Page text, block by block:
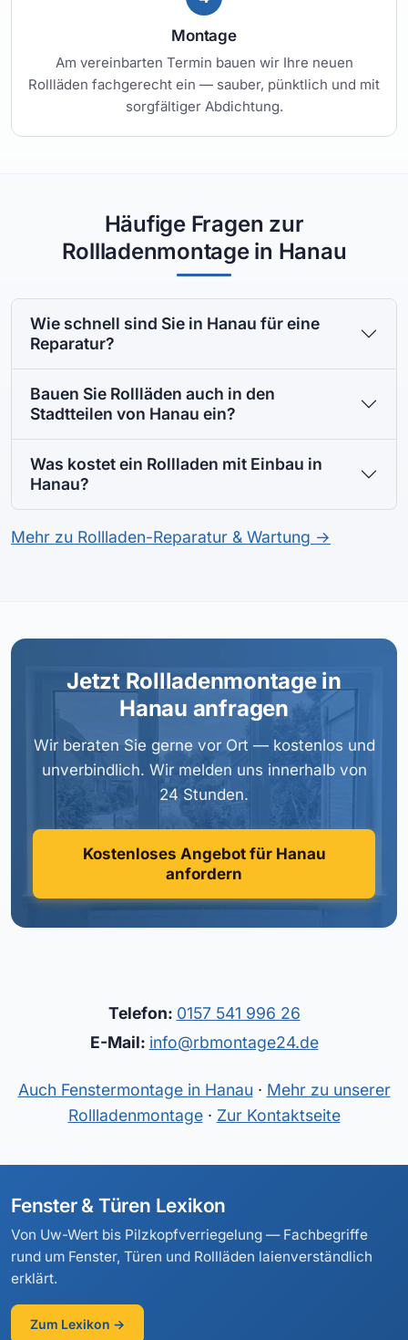
Montage
Am vereinbarten Termin bauen wir Ihre neuen
Rollläden fachgerecht ein — sauber, pünktlich und mit
sorgfältiger Abdichtung.
Häufige Fragen zur
Rollladenmontage in Hanau
Wie schnell sind Sie in Hanau für eine
Reparatur?
Bauen Sie Rollläden auch in den
Stadtteilen von Hanau ein?
Was kostet ein Rollladen mit Einbau in
Hanau?
Mehr zu Rollladen-Reparatur & Wartung →
Jetzt Rollladenmontage in
Hanau anfragen
Wir beraten Sie gerne vor Ort — kostenlos und
unverbindlich. Wir melden uns innerhalb von
24 Stunden.
Kostenloses Angebot für Hanau
anfordern
Telefon: 0157 541 996 26
E-Mail: info@rbmontage24.de
Auch Fenstermontage in Hanau · Mehr zu unserer
Rollladenmontage· Zur Kontaktseite
Fenster & Türen Lexikon
Von Uw-Wert bis Pilzkopfverriegelung — Fachbegriffe
rund um Fenster, Türen und Rollläden laienverständlich
erklärt.
Zum Lexikon →